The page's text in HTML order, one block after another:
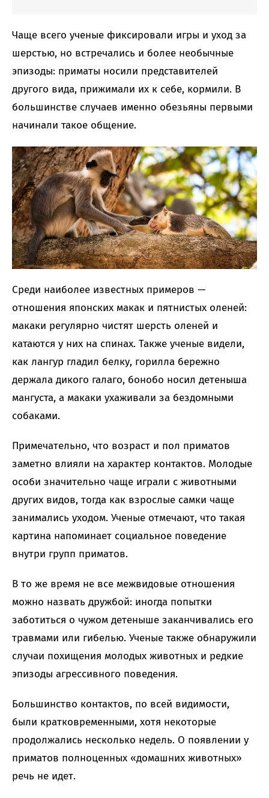
Чаще всего ученые фиксировали игры и уход за
шерстью, но встречались и более необычные
эпизоды: приматы носили представителей
другого вида, прижимали их к себе, кормили. В
большинстве случаев именно обезьяны первыми
начинали такое общение.
Среди наиболее известных примеров —
отношения японских макак и пятнистых оленей:
макаки регулярно чистят шерсть оленей и
катаются у них на спинах. Также ученые видели,
как лангур гладил белку, горилла бережно
держала дикого галаго, бонобо носил детеныша
мангуста, а макаки ухаживали за бездомными
собаками.
Примечательно, что возраст и пол приматов
заметно влияли на характер контактов. Молодые
особи значительно чаще играли с животными
других видов, тогда как взрослые самки чаще
занимались уходом. Ученые отмечают, что такая
картина напоминает социальное поведение
внутри групп приматов.
В то же время не все межвидовые отношения
можно назвать дружбой: иногда попытки
заботиться о чужом детеныше заканчивались его
травмами или гибелью. Ученые также обнаружили
случаи похищения молодых животных и редкие
эпизоды агрессивного поведения.
Большинство контактов, по всей видимости,
были кратковременными, хотя некоторые
продолжались несколько недель. О появлении у
приматов полноценных «домашних животных»
речь не идет.